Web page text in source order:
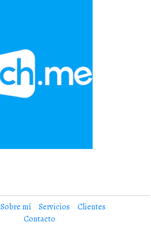
Sobre mí Servicios
Clientes
Contacto